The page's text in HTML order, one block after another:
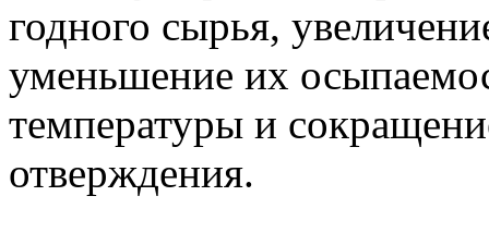
годного сырья,
уменьшение их
температуры и
отверждения.